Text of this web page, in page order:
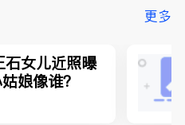
更多
石女儿近照曝
娘像谁？